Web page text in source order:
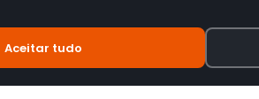
Aceitar tudo